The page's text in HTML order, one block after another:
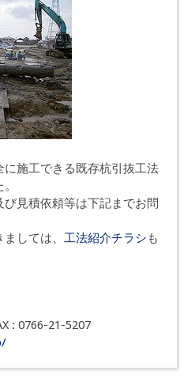
施工できる既存杭引抜工法
見積依頼等は下記までお問
ましては、工法紹介チラシ も
: 0766-21-5207